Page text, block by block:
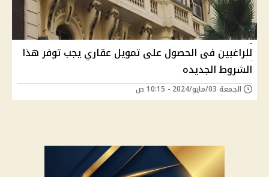
للراغبين فى الحصول على تمويل عقاري يجب توفر هذا
الشروط الجديده
الجمعة 03/مايو/2024 - 10:15 ص